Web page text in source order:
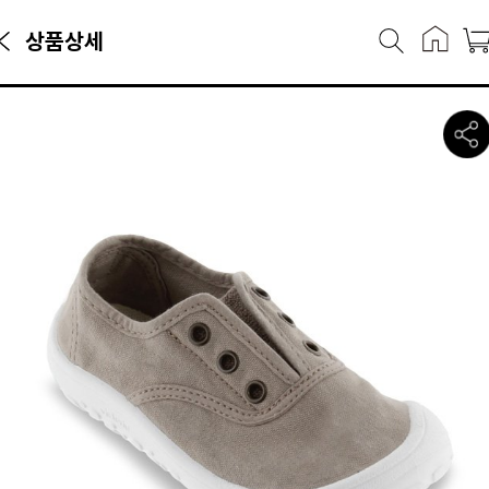
상품상세
리아 슈즈 빅토리아 보
·슬립온카테고리에서 만나볼 수 있는 상품으로, 캐리마켓에서 41,400